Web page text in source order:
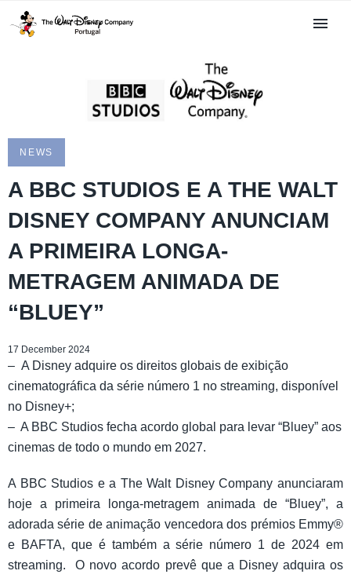
NEWS
A BBC STUDIOS E A THE WALT
DISNEY COMPANY ANUNCIAM
A PRIMEIRA LONGA-
METRAGEM ANIMADA DE
“BLUEY”
17 December 2024
– A Disney adquire os direitos globais de exibição
cinematográfica da série número 1 no streaming, disponível
no Disney+;
– A BBC Studios fecha acordo global para levar “Bluey” aos
cinemas de todo o mundo em 2027.
A BBC Studios e a The Walt Disney Company anunciaram
hoje a primeira longa-metragem animada de “Bluey”, a
adorada série de animação vencedora dos prémios Emmy®
e BAFTA, que é também a série número 1 de 2024 em
streaming. O novo acordo prevê que a Disney adquira os